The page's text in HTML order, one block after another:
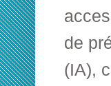
de
(IA),